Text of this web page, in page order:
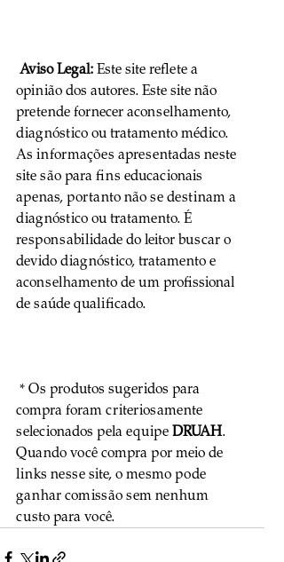
Aviso Legal: Este site reflete a
opinião dos autores. Este site não
pretende fornecer aconselhamento,
diagnóstico ou tratamento médico.
As informações apresentadas neste
site são para fins educacionais
apenas, portanto não se destinam a
diagnóstico ou tratamento. É
responsabilidade do leitor buscar o
devido diagnóstico, tratamento e
aconselhamento de um profissional
de saúde qualificado.
compra foram criteriosamente
selecionados pela equipe DRUAH.
Quando você compra por meio de
links nesse site, o mesmo pode
ganhar comissão sem nenhum
custo para você.